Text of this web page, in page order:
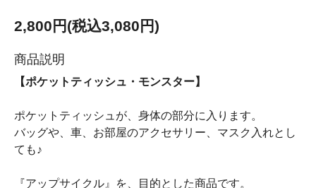
2,800円(税込3,080円)
商品説明
【ポケットティッシュ・モンスター】
ポケットティッシュが、身体の部分に入ります。
バッグや、車、お部屋のアクセサリー、マスク入れとし
ても♪
『アップサイクル』を、目的とした商品です。